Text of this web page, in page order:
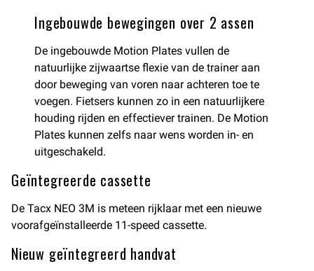
Ingebouwde bewegingen over 2 assen
De ingebouwde Motion Plates vullen de
natuurlijke zijwaartse flexie van de trainer aan
door beweging van voren naar achteren toe te
voegen. Fietsers kunnen zo in een natuurlijkere
houding rijden en effectiever trainen. De Motion
Plates kunnen zelfs naar wens worden in- en
uitgeschakeld.
Geïntegreerde cassette
De Tacx NEO 3M is meteen rijklaar met een nieuwe
voorafgeïnstalleerde 11-speed cassette.
Nieuw geïntegreerd handvat